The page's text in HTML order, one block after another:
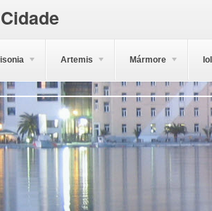
Artemis Mármore